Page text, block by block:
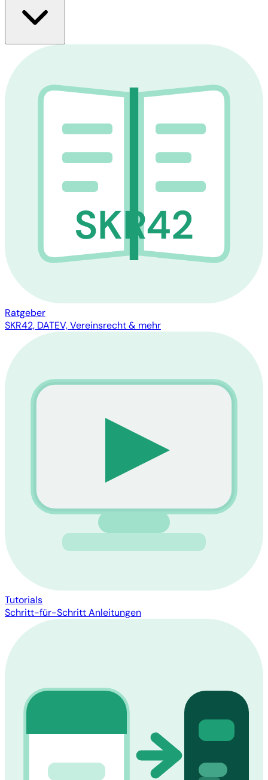
SKR42
Ratgeber
SKR42, DATEV, Vereinsrecht & mehr
Tutorials
Schritt-für-Schritt Anleitungen